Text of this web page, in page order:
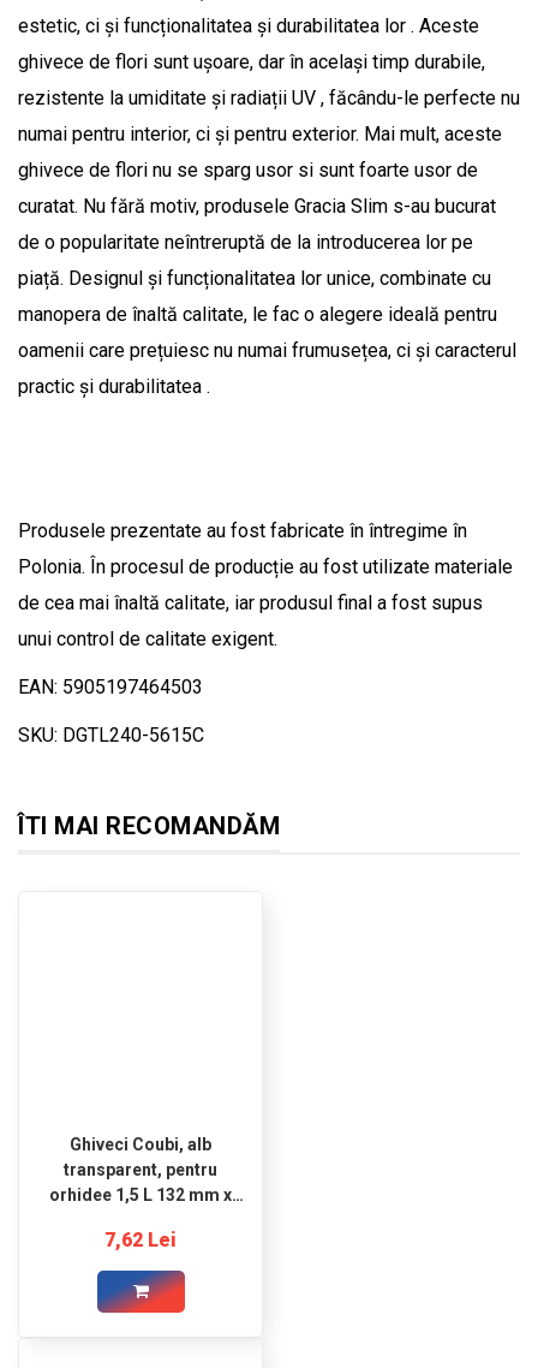
estetic, ci și funcționalitatea și durabilitatea lor . Aceste
ghivece de flori sunt ușoare, dar în același timp durabile,
rezistente la umiditate și radiații UV , făcându-le perfecte nu
numai pentru interior, ci și pentru exterior. Mai mult, aceste
ghivece de flori nu se sparg usor si sunt foarte usor de
curatat. Nu fără motiv, produsele Gracia Slim s-au bucurat
de o popularitate neîntreruptă de la introducerea lor pe
piață. Designul și funcționalitatea lor unice, combinate cu
manopera de înaltă calitate, le fac o alegere ideală pentru
oamenii care prețuiesc nu numai frumusețea, ci și caracterul
practic și durabilitatea .
Produsele prezentate au fost fabricate în întregime în
Polonia. În procesul de producție au fost utilizate materiale
de cea mai înaltă calitate, iar produsul final a fost supus
unui control de calitate exigent.
EAN: 5905197464503
SKU: DGTL240-5615C
ÎTI MAI RECOMANDĂM
Ghiveci Coubi, alb
transparent, pentru
orhidee 1,5 L 132 mm x
7,62 Lei